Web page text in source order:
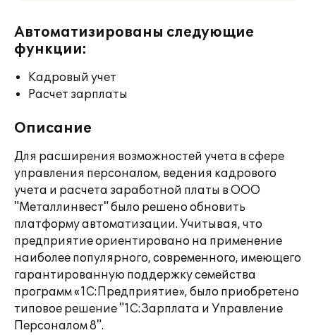
Автоматизированы следующие
функции:
Кадровый учет
Расчет зарплаты
Описание
Для расширения возможностей учета в сфере
управления персоналом, ведения кадрового
учета и расчета заработной платы в ООО
"Металлинвест" было решено обновить
платформу автоматизации. Учитывая, что
предприятие ориентировано на применение
наиболее популярного, современного, имеющего
гарантированную поддержку семейства
программ «1С:Предприятие», было приобретено
типовое решение "1С:Зарплата и Управление
Персоналом 8".